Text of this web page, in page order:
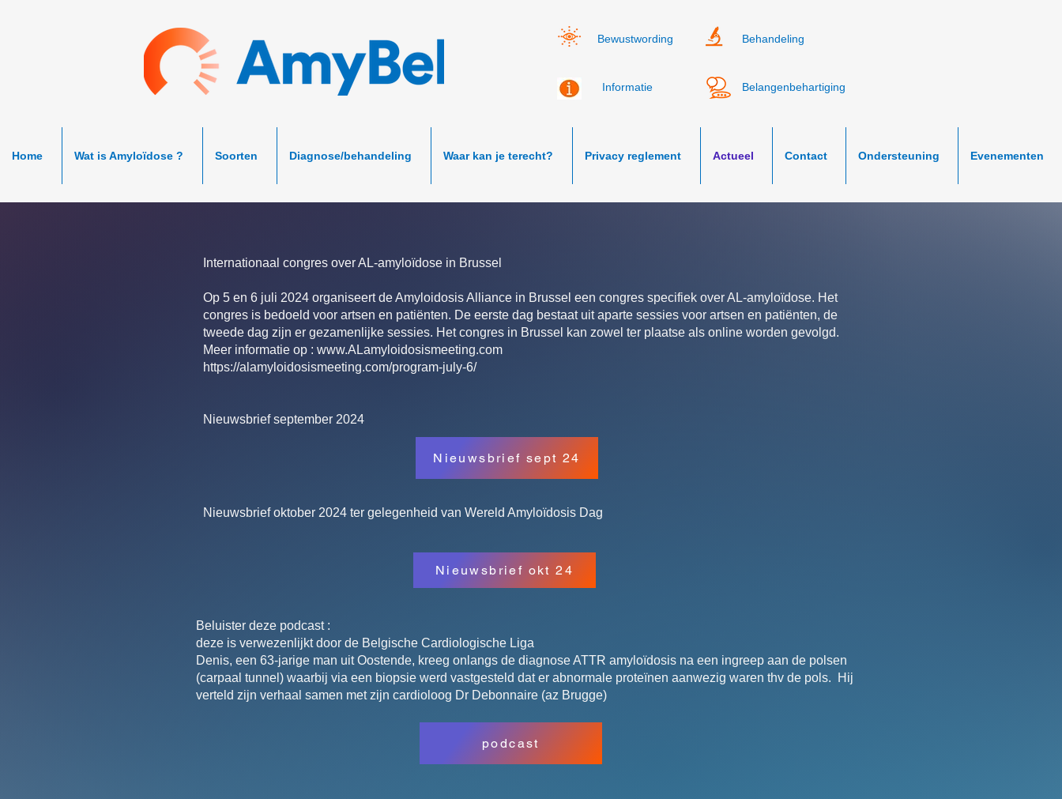
Bewustwording Behandeling
Informatie Belangenbehartiging
Home Wat is Amyloïdose ? Soorten Diagnose/behandeling Waar kan je terecht? Privacy reglement Actueel Contact Ondersteuning Evenementen
Internationaal congres over AL-amyloïdose in Brussel
Op 5 en 6 juli 2024 organiseert de Amyloidosis Alliance in Brussel een congres specifiek over AL-amyloïdose. Het
congres is bedoeld voor artsen en patiënten. De eerste dag bestaat uit aparte sessies voor artsen en patiënten, de
tweede dag zijn er gezamenlijke sessies. Het congres in Brussel kan zowel ter plaatse als online worden gevolgd.
Meer informatie op : www.ALamyloidosismeeting.com
https://alamyloidosismeeting.com/program-july-6/
Nieuwsbrief september 2024
Nieuwsbrief sept 24
Nieuwsbrief oktober 2024 ter gelegenheid van Wereld Amyloïdosis Dag
Nieuwsbrief okt 24
Beluister deze podcast :
deze is verwezenlijkt door de Belgische Cardiologische Liga
Denis, een 63-jarige man uit Oostende, kreeg onlangs de diagnose ATTR amyloïdosis na een ingreep aan de polsen
(carpaal tunnel) waarbij via een biopsie werd vastgesteld dat er abnormale proteïnen aanwezig waren thv de pols. Hij
verteld zijn verhaal samen met zijn cardioloog Dr Debonnaire (az Brugge)
podcast